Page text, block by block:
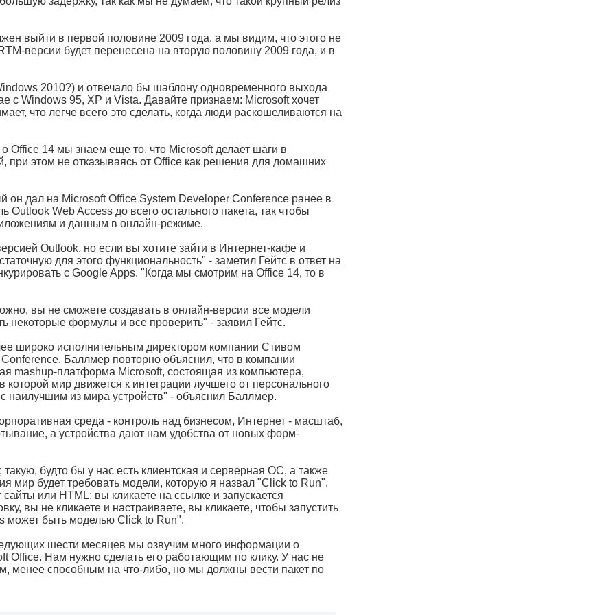
выйти в первой половине 2009 года, а мы видим, что этого не
версии будет перенесена на вторую половину 2009 года, и в
2010?) и отвечало бы шаблону одновременного выхода
с Windows 95, XP и Vista. Давайте признаем: Microsoft хочет
что легче всего это сделать, когда люди раскошеливаются на
14 мы знаем еще то, что Microsoft делает шаги в
при этом не отказываясь от Office как решения для домашних
он дал на Microsoft Office System Developer Conference ранее в
Outlook Web Access до всего остального пакета, так чтобы
и данным в онлайн-режиме.
Outlook, но если вы хотите зайти в Интернет-кафе и
для этого функциональность" - заметил Гейтс в ответ на
с Google Apps. "Когда мы смотрим на Office 14, то в
вы не сможете создавать в онлайн-версии все модели
некоторые формулы и все проверить" - заявил Гейтс.
широко исполнительным директором компании Стивом
Баллмер повторно объяснил, что в компании
mashup-платформа Microsoft, состоящая из компьютера,
мир движется к интеграции лучшего от персонального
наилучшим из мира устройств" - объяснил Баллмер.
среда - контроль над бизнесом, Интернет - масштаб,
а устройства дают нам удобства от новых форм-
будто бы у нас есть клиентская и серверная ОС, а также
мир будет требовать модели, которую я назвал "Click to Run".
или HTML: вы кликаете на ссылке и запускается
вы не кликаете и настраиваете, вы кликаете, чтобы запустить
может быть моделью Click to Run".
шести месяцев мы озвучим много информации о
Нам нужно сделать его работающим по клику. У нас не
менее способным на что-либо, но мы должны вести пакет по